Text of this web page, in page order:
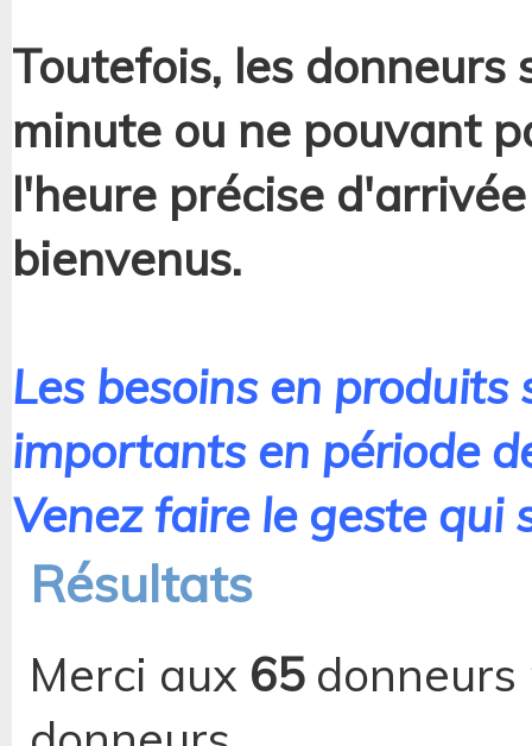
Toutefois, les
minute ou ne pouvant
l'heure précise
bienvenus.
Les besoins en
importants en période
Venez faire le geste qui
Résultats
Merci aux 65